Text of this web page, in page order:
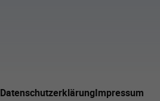
DatenschutzerklärungImpressum